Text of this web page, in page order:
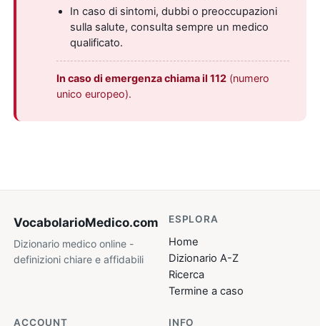
In caso di sintomi, dubbi o preoccupazioni
sulla salute, consulta sempre un medico
qualificato.
In caso di emergenza chiama il 112 (numero
unico europeo).
VocabolarioMedico.com
Dizionario medico online -
definizioni chiare e affidabili
ESPLORA
Home
Dizionario A-Z
Ricerca
Termine a caso
ACCOUNT INFO